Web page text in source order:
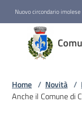
Nuovo circondario imolese
Comune
di
Castel
Home / Novità /
Anche il Comune di